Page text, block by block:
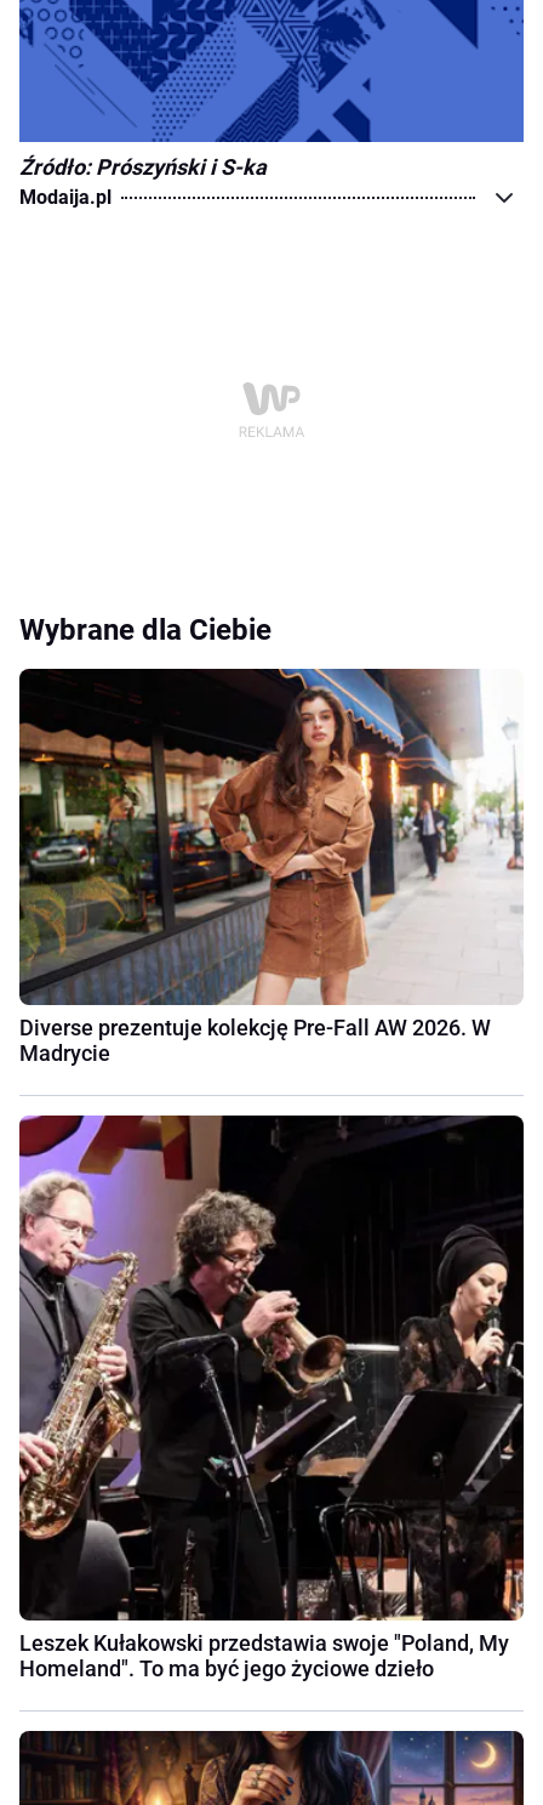
Źródło: Prószyński i S-ka
Modaija.pl
Wybrane dla Ciebie
Diverse prezentuje kolekcję Pre-Fall AW 2026. W
Madrycie
Leszek Kułakowski przedstawia swoje "Poland, My
Homeland". To ma być jego życiowe dzieło